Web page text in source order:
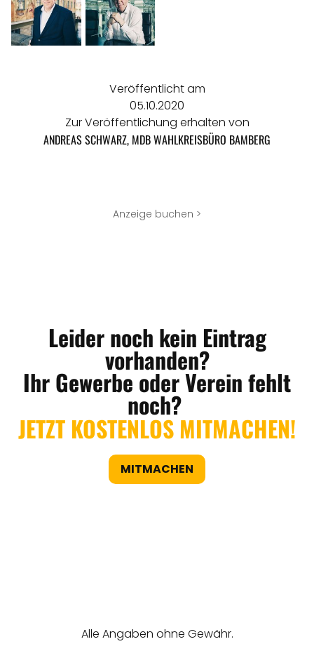
Veröffentlicht am
05.10.2020
Zur Veröffentlichung erhalten von
ANDREAS SCHWARZ, MDB WAHLKREISBÜRO BAMBERG
Anzeige buchen >
Leider noch kein Eintrag
vorhanden?
Ihr Gewerbe oder Verein fehlt
noch?
JETZT KOSTENLOS MITMACHEN!
MITMACHEN